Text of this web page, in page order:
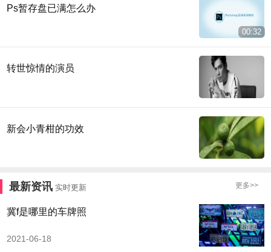
Ps暂存盘已满怎么办
00:32
转世惊情的演员
新会小青柑的功效
最新资讯 实时更新 更多>>
冀f是哪里的车牌照
2021-06-18